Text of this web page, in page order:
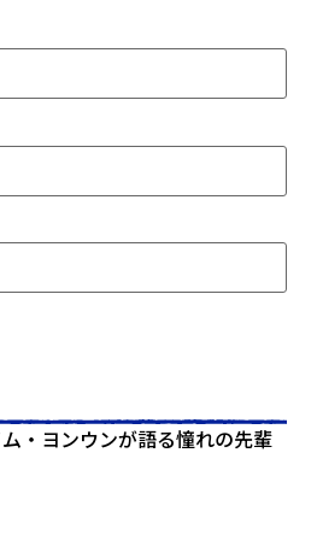
・ヨンウンが語る憧れの先輩